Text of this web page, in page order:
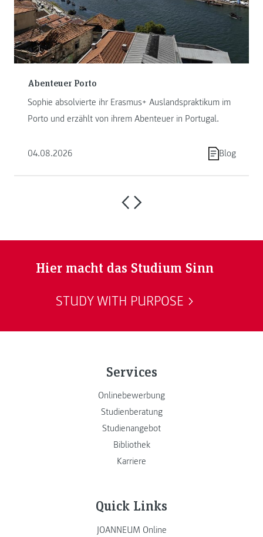
Abenteuer Porto
Sophie absolvierte ihr Erasmus+ Auslandspraktikum im
Porto und erzählt von ihrem Abenteuer in Portugal.
04.08.2026 Blog
Hier macht das Studium Sinn
STUDY WITH PURPOSE
Services
Onlinebewerbung
Studienberatung
Studienangebot
Bibliothek
Karriere
Quick Links
JOANNEUM Online